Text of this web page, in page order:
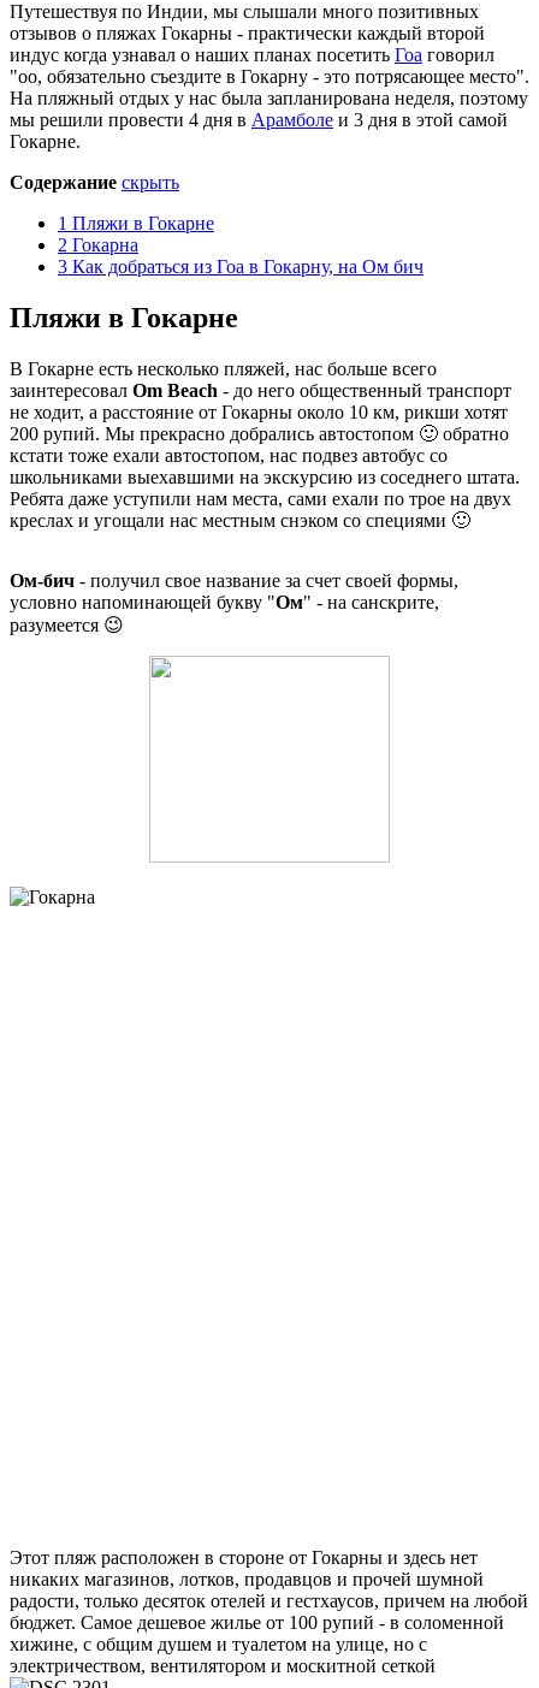
Путешествуя по Индии, мы слышали много позитивных
отзывов о пляжах Гокарны - практически каждый второй
индус когда узнавал о наших планах посетить Гоа говорил
"оо, обязательно съездите в Гокарну - это потрясающее место".
На пляжный отдых у нас была запланирована неделя, поэтому
мы решили провести 4 дня в Арамболе и 3 дня в этой самой
Гокарне.
Содержание скрыть
1 Пляжи в Гокарне
2 Гокарна
3 Как добраться из Гоа в Гокарну, на Ом бич
Пляжи в Гокарне
В Гокарне есть несколько пляжей, нас больше всего
заинтересовал Om Beach - до него общественный транспорт
не ходит, а расстояние от Гокарны около 10 км, рикши хотят
200 рупий. Мы прекрасно добрались автостопом 🙂 обратно
кстати тоже ехали автостопом, нас подвез автобус со
школьниками выехавшими на экскурсию из соседнего штата.
Ребята даже уступили нам места, сами ехали по трое на двух
креслах и угощали нас местным снэком со специями 🙂
Ом-бич - получил свое название за счет своей формы,
условно напоминающей букву "Ом" - на санскрите,
разумеется 😉
Этот пляж расположен в стороне от Гокарны и здесь нет
никаких магазинов, лотков, продавцов и прочей шумной
радости, только десяток отелей и гестхаусов, причем на любой
бюджет. Самое дешевое жилье от 100 рупий - в соломенной
хижине, с общим душем и туалетом на улице, но с
электричеством, вентилятором и москитной сеткой